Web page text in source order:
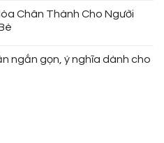
Chân Thành Cho Người
ngắn gọn, ý nghĩa dành cho